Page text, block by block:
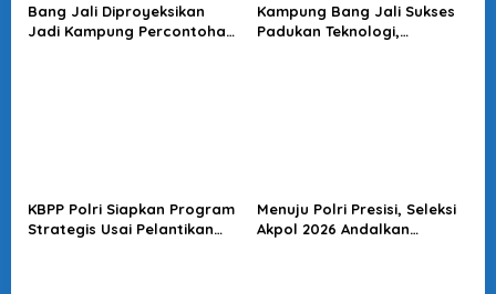
Bang Jali Diproyeksikan
Jadi Kampung Percontohan,
Kampung Bang Jali Sukses
Padukan Teknologi,
KBPP Polri Siapkan Program
Strategis Usai Pelantikan
Menuju Polri Presisi, Seleksi
Akpol 2026 Andalkan